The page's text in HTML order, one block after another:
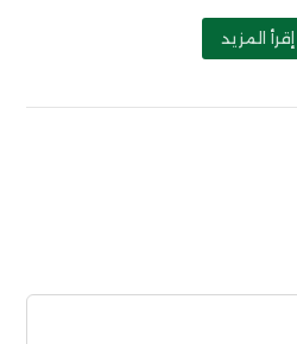
إقرأ المزيد